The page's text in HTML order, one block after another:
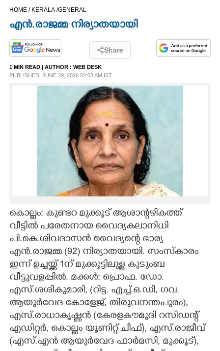
CINEMA
OPINION
PHOTOS
ASTRO
CARTOONS
LITERATURE
ZOOM
CONTACT US
HOME / KERALA /GENERAL
എൻ.രാജമ്മ നിര്യാതയായി
Share
1 MIN READ | AUTHOR : WEB DESK
PUBLISHED: JUNE 29, 2026 02:03 AM IST
കൊല്ലം: കുണ്ടറ മുക്കൂട് ആശാന്റഴികത്ത്
വീട്ടിൽ പരേതനായ വൈദ്യകലാനിധി
പി.കെ.ശിവദാസൻ വൈദ്യന്റെ ഭാര്യ
എൻ.രാജമ്മ (92) നിര്യാതയായി. സംസ്കാരം
ഇന്ന് ഉച്ചയ്ക്ക് 1ന് മുക്കൂട്ടിലുള്ള കുടുംബ
വീട്ടുവളപ്പിൽ. മക്കൾ: പ്രൊഫ. ഡോ.
എസ്.ശശികുമാരി, (റിട്ട. എച്ച്.ഒ.ഡി, ഗവ.
ആയുർവേദ കോളേജ്, തിരുവനന്തപുരം),
എസ്.രാധാകൃഷ്ണൻ (കേരളകൗമുദി റസിഡന്റ്
എഡിറ്റർ, കൊല്ലം യൂണിറ്റ് ചീഫ്), എസ്.രാജീവ്
(എസ്.എൻ ആയുർവേദ ഫാർമസി, മുക്കൂട്),